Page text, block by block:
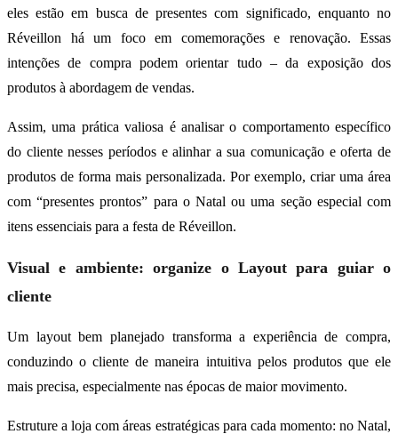
eles estão em busca de presentes com significado, enquanto no
Réveillon há um foco em comemorações e renovação. Essas
intenções de compra podem orientar tudo – da exposição dos
produtos à abordagem de vendas.
Assim, uma prática valiosa é analisar o comportamento específico
do cliente nesses períodos e alinhar a sua comunicação e oferta de
produtos de forma mais personalizada. Por exemplo, criar uma área
com “presentes prontos” para o Natal ou uma seção especial com
itens essenciais para a festa de Réveillon.
Visual e ambiente: organize o Layout para guiar o
cliente
Um layout bem planejado transforma a experiência de compra,
conduzindo o cliente de maneira intuitiva pelos produtos que ele
mais precisa, especialmente nas épocas de maior movimento.
Estruture a loja com áreas estratégicas para cada momento: no Natal,